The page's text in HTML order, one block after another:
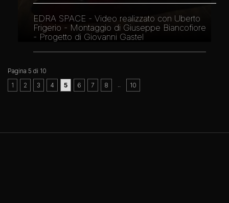
EDRA SPACE - Video realizzato con Uberto
Frigerio - Montaggio di Giuseppe Biancofiore
- Progetto di Giovanni Gastel
Pagina 5 di 10
1
2 3 4 5 6 7 8 10